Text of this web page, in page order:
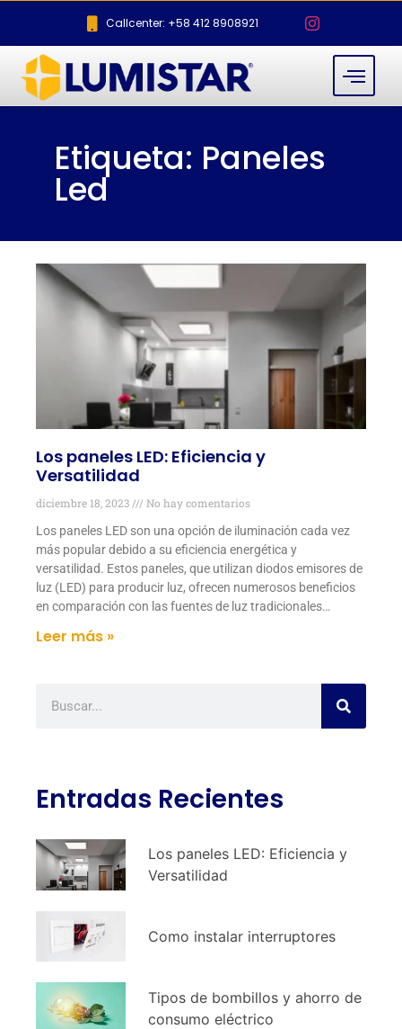
Callcenter: +58 412 8908921
Etiqueta: Paneles
Led
Los paneles LED: Eficiencia y
Versatilidad
diciembre 18, 2023
No hay comentarios
Los paneles LED son una opción de iluminación cada vez
más popular debido a su eficiencia energética y
versatilidad. Estos paneles, que utilizan diodos emisores de
luz (LED) para producir luz, ofrecen numerosos beneficios
en comparación con las fuentes de luz tradicionales…
Leer más »
Entradas Recientes
Los paneles LED: Eficiencia y
Versatilidad
Como instalar interruptores
Tipos de bombillos y ahorro de
consumo eléctrico